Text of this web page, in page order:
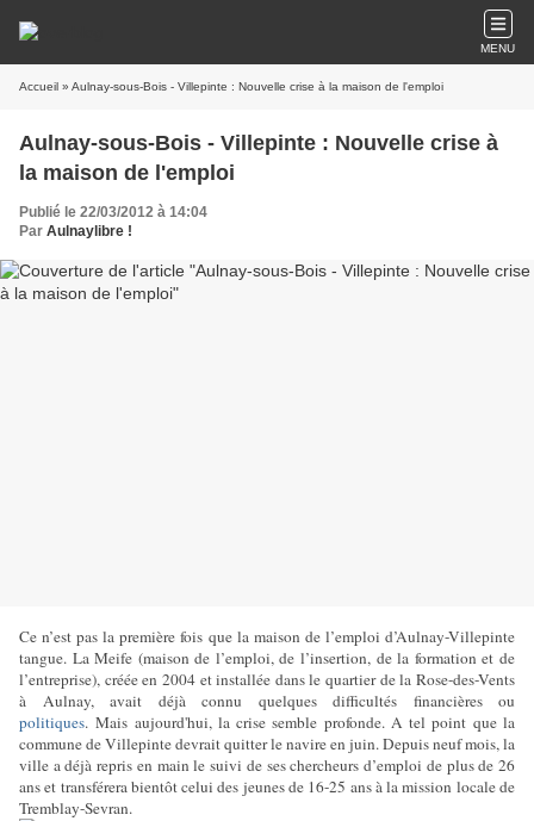
MENU
Accueil » Aulnay-sous-Bois - Villepinte : Nouvelle crise à la maison de l'emploi
Aulnay-sous-Bois - Villepinte : Nouvelle crise à
la maison de l'emploi
Publié le 22/03/2012 à 14:04
Par Aulnaylibre !
Ce n’est pas la première fois que la maison de l’emploi d’Aulnay-Villepinte
tangue. La Meife (maison de l’emploi, de l’insertion, de la formation et de
l’entreprise), créée en 2004 et installée dans le quartier de la Rose-des-Vents
à Aulnay, avait déjà connu quelques difficultés financières ou
politiques. Mais aujourd'hui, la crise semble profonde. A tel point que la
commune de Villepinte devrait quitter le navire en juin. Depuis neuf mois, la
ville a déjà repris en main le suivi de ses chercheurs d’emploi de plus de 26
ans et transférera bientôt celui des jeunes de 16-25 ans à la mission locale de
Tremblay-Sevran.